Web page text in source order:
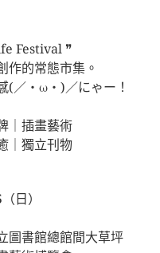
Festival ❞
作的常態市集。
(／・ω・)／にゃー！
｜插畫藝術
｜獨立刊物
日）
圖書館總館間大草坪